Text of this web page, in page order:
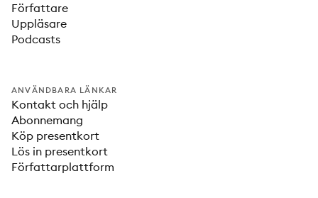
Författare
Uppläsare
Podcasts
ANVÄNDBARA LÄNKAR
Kontakt och hjälp
Abonnemang
Köp presentkort
Lös in presentkort
Författarplattform